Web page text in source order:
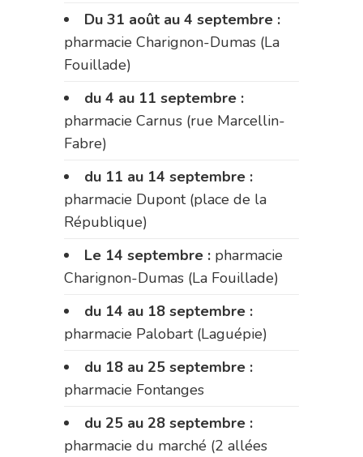
Du 31 août au 4 septembre :
pharmacie Charignon-Dumas (La
Fouillade)
du 4 au 11 septembre :
pharmacie Carnus (rue Marcellin-
Fabre)
du 11 au 14 septembre :
pharmacie Dupont (place de la
République)
Le 14 septembre : pharmacie
Charignon-Dumas (La Fouillade)
du 14 au 18 septembre :
pharmacie Palobart (Laguépie)
du 18 au 25 septembre :
pharmacie Fontanges
du 25 au 28 septembre :
pharmacie du marché (2 allées